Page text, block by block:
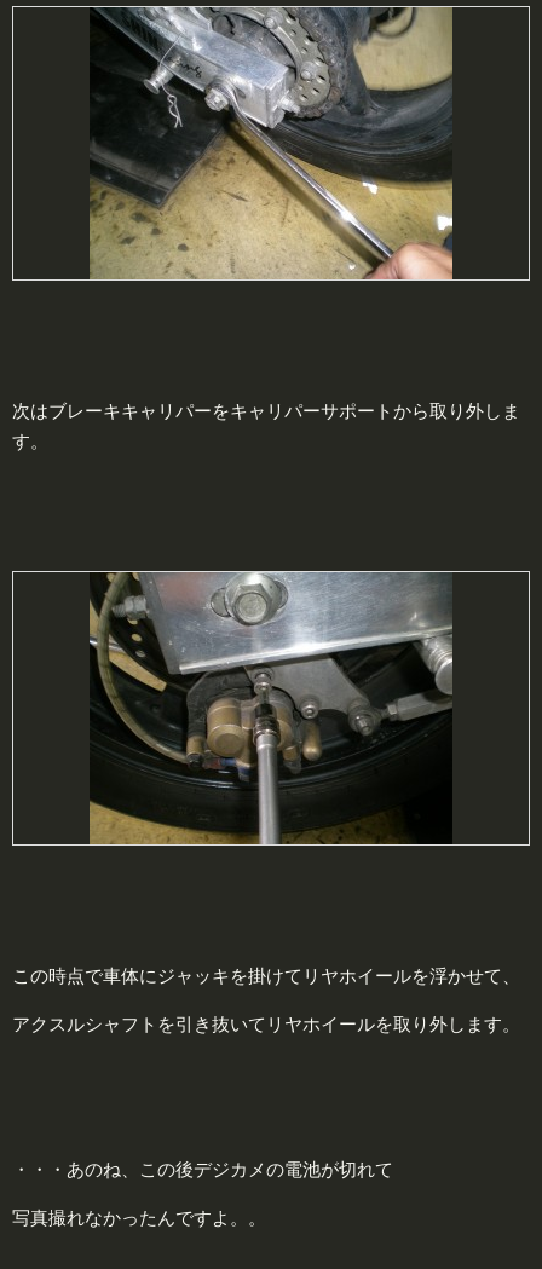
次はブレーキキャリパーをキャリパーサポートから取り外しま
す。
この時点で車体にジャッキを掛けてリヤホイールを浮かせて、
アクスルシャフトを引き抜いてリヤホイールを取り外します。
・・・あのね、この後デジカメの電池が切れて
写真撮れなかったんですよ。。